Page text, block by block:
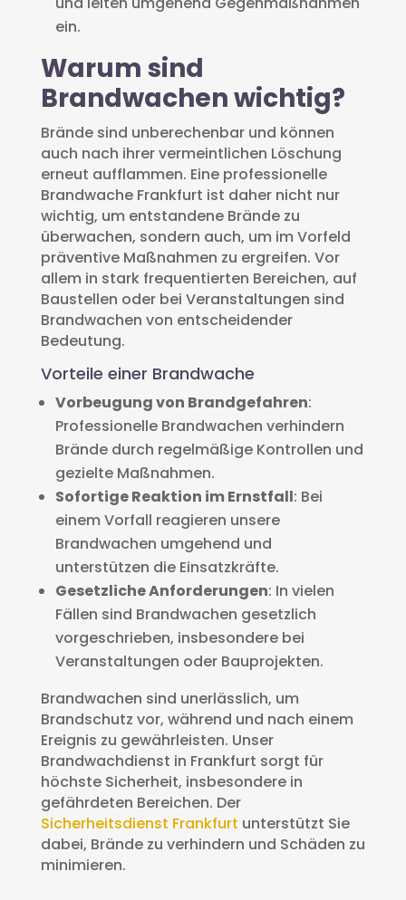
ein.
Warum sind
Brandwachen wichtig?
Brände sind unberechenbar und können
auch nach ihrer vermeintlichen Löschung
erneut aufflammen. Eine professionelle
Brandwache Frankfurt ist daher nicht nur
wichtig, um entstandene Brände zu
überwachen, sondern auch, um im Vorfeld
präventive Maßnahmen zu ergreifen. Vor
allem in stark frequentierten Bereichen, auf
Baustellen oder bei Veranstaltungen sind
Brandwachen von entscheidender
Bedeutung.
Vorteile einer Brandwache
Vorbeugung von Brandgefahren:
Professionelle Brandwachen verhindern
Brände durch regelmäßige Kontrollen und
gezielte Maßnahmen.
Sofortige Reaktion im Ernstfall: Bei
einem Vorfall reagieren unsere
Brandwachen umgehend und
unterstützen die Einsatzkräfte.
Gesetzliche Anforderungen: In vielen
Fällen sind Brandwachen gesetzlich
vorgeschrieben, insbesondere bei
Veranstaltungen oder Bauprojekten.
Brandwachen sind unerlässlich, um
Brandschutz vor, während und nach einem
Ereignis zu gewährleisten. Unser
Brandwachdienst in Frankfurt sorgt für
höchste Sicherheit, insbesondere in
gefährdeten Bereichen. Der
Sicherheitsdienst Frankfurt unterstützt Sie
dabei, Brände zu verhindern und Schäden zu
minimieren.